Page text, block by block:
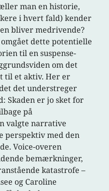
man en historie,
i hvert fald) kender
bliver medrivende?
dette potentielle
til en suspense-
om det
til et aktiv. Her er
det understreger
Skaden er jo sket for
på
valgte narrative
perspektiv med den
Voice-overen
bemærkninger,
katastrofe –
og Caroline